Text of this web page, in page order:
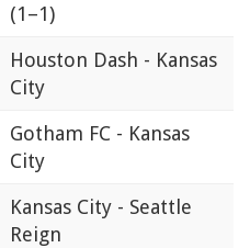
(1–1)
Houston Dash - Kansas
City
Gotham FC - Kansas
City
Kansas City - Seattle
Reign